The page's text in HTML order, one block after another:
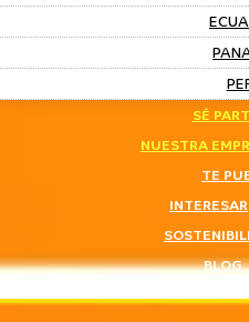
SÉ
NUESTRA
TE
INTERESAR
BLOG